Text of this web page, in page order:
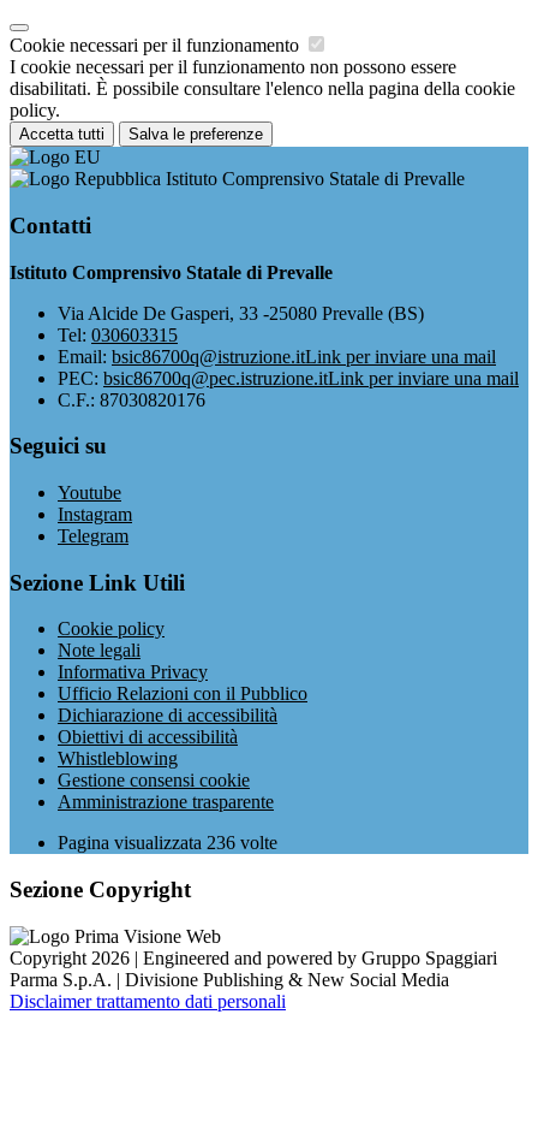
Cookie necessari per il funzionamento
I cookie necessari per il funzionamento non possono essere
disabilitati. È possibile consultare l'elenco nella pagina della cookie
policy.
Accetta tutti Salva le preferenze
Istituto Comprensivo Statale di Prevalle
Contatti
Istituto Comprensivo Statale di Prevalle
Via Alcide De Gasperi, 33 -25080 Prevalle (BS)
Tel: 030603315
Email: bsic86700q@istruzione.itLink per inviare una mail
PEC: bsic86700q@pec.istruzione.itLink per inviare una mail
C.F.: 87030820176
Seguici su
Youtube
Instagram
Telegram
Sezione Link Utili
Cookie policy
Note legali
Informativa Privacy
Ufficio Relazioni con il Pubblico
Dichiarazione di accessibilità
Obiettivi di accessibilità
Whistleblowing
Gestione consensi cookie
Amministrazione trasparente
Pagina visualizzata 236 volte
Sezione Copyright
Copyright 2026 | Engineered and powered by Gruppo Spaggiari
Parma S.p.A. | Divisione Publishing & New Social Media
Disclaimer trattamento dati personali